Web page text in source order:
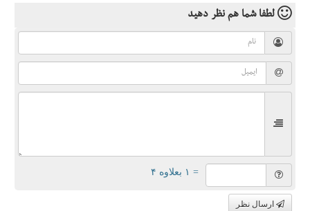
لطفا شما هم نظر دهید
= ۱ بعلاوه ۴
ارسال نظر